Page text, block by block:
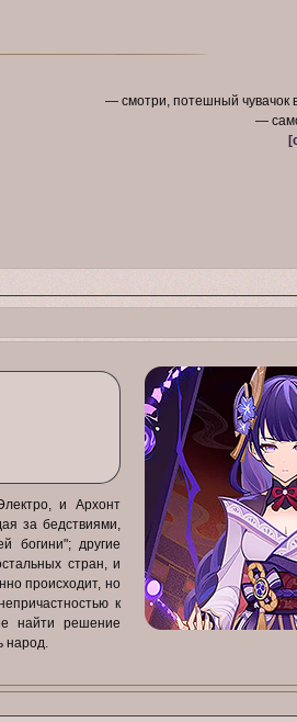
— смотри, потешный чувачок
—
и Архонт
за бедствиями,
богини"; другие
стран, и
происходит, но
к
найти решение
народ.